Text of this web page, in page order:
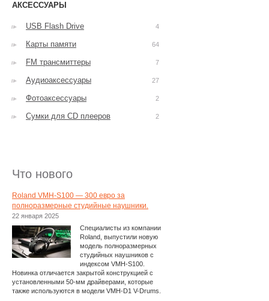
АКСЕССУАРЫ
USB Flash Drive 4
Карты памяти 64
FM трансмиттеры 7
Аудиоаксессуары 27
Фотоаксессуары 2
Сумки для CD плееров 2
Что нового
Roland VMH-S100 — 300 евро за
полноразмерные студийные наушники.
22 января 2025
Специалисты из компании
Roland, выпустили новую
модель полноразмерных
студийных наушников с
индексом VMH-S100.
Новинка отличается закрытой конструкцией с
установленными 50-мм драйверами, которые
также используются в модели VMH-D1 V-Drums.